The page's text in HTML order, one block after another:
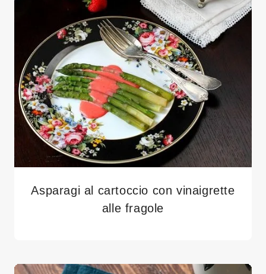
Asparagi al cartoccio con vinaigrette
alle fragole